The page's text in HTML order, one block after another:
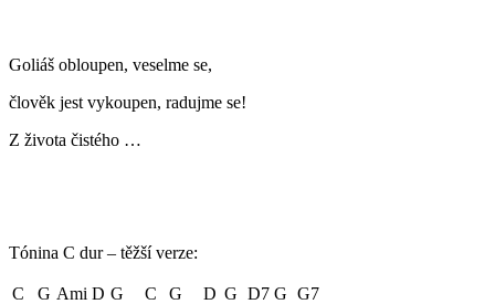
Goliáš obloupen, veselme se,
člověk jest vykoupen, radujme se!
Z života čistého …
Tónina C dur – těžší verze:
C G Ami D G C G D G D7 G G7